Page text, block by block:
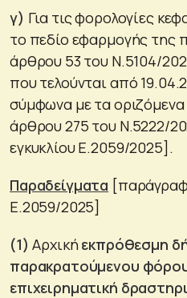
γ) Για τις φορολογίες
το πεδίο εφαρμογής της
άρθρου 53 του Ν.5104/
που τελούνται από
σύμφωνα με τα
άρθρου 275 του Ν.5222/
εγκυκλίου Ε.2059/2025].
Παραδείγματα
Ε.2059/2025]
(1) Αρχικήεκπρόθεσμη
παρακρατούμενου
επιχειρηματική